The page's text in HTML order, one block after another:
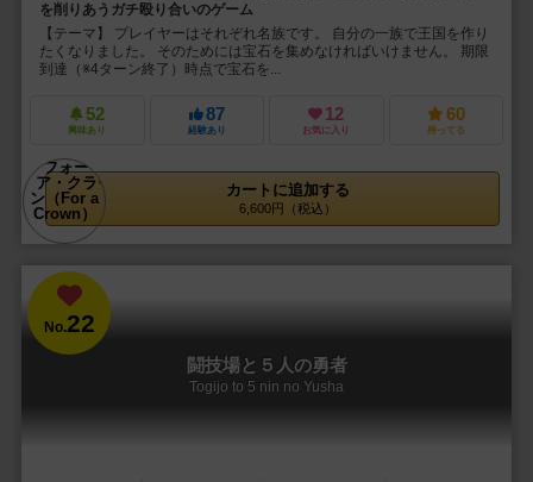
を削りあうガチ殴り合いのゲーム
【テーマ】 プレイヤーはそれぞれ名族です。 自分の一族で王国を作り
たくなりました。 そのためには宝石を集めなければいけません。 期限
到達（※4ターン終了）時点で宝石を...
52
興味あり
87
経験あり
12
お気に入り
60
持ってる
カートに追加する
6,600円（税込）
No.22
闘技場と５人の勇者
Togijo to 5 nin no Yusha